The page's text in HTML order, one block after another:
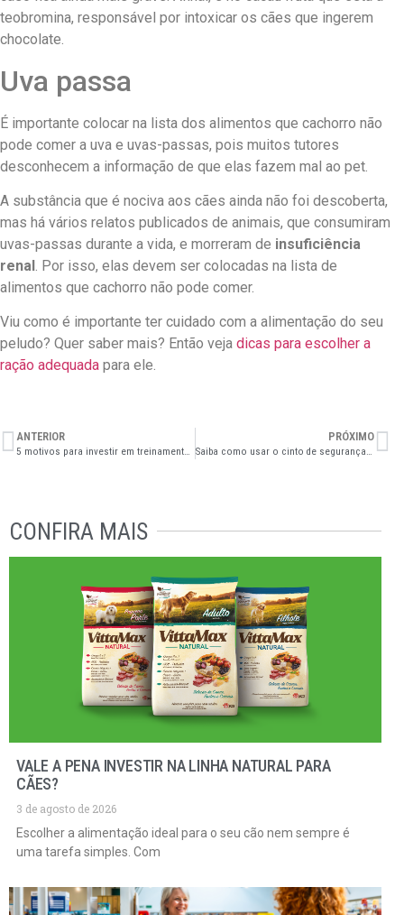
teobromina, responsável por intoxicar os cães que ingerem
chocolate.
Uva passa
É importante colocar na lista dos alimentos que cachorro não
pode comer a uva e uvas-passas, pois muitos tutores
desconhecem a informação de que elas fazem mal ao pet.
A substância que é nociva aos cães ainda não foi descoberta,
mas há vários relatos publicados de animais, que consumiram
uvas-passas durante a vida, e morreram de insuficiência
renal. Por isso, elas devem ser colocadas na lista de
alimentos que cachorro não pode comer.
Viu como é importante ter cuidado com a alimentação do seu
peludo? Quer saber mais? Então veja dicas para escolher a
ração adequada para ele.
ANTERIOR
5 motivos para investir em treinamento da equipe
PRÓXIMO
Saiba como usar o cinto de segurança para cachorro
CONFIRA MAIS
VALE A PENA INVESTIR NA LINHA NATURAL PARA
CÃES?
3 de agosto de 2026
Escolher a alimentação ideal para o seu cão nem sempre é
uma tarefa simples. Com